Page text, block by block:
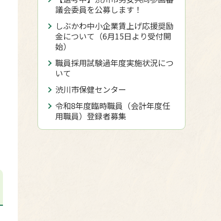
議会委員を公募します！
しぶかわ中小企業賃上げ応援奨励
金について（6月15日より受付開
始）
職員採用試験過年度実施状況につ
いて
渋川市保健センター
令和8年度臨時職員（会計年度任
用職員）登録者募集